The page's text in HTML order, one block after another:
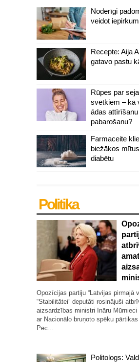
Noderīgi
veidot
Recepte: Aija
gatavo pastu
Rūpes par
svētkiem – kā
ādas
pabarošanu?
Farmaceite
biežākos
diabētu
Politika
Opozīcijas partiju “Latvijas pirmajā
“Stabilitātei” deputāti rosinājuši
aizsardzības ministri Ināru
ar Nacionālo bruņoto spēku pārtikas
Pēc...
Politologs: